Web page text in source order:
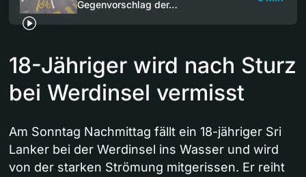
Gegenvorschlag der…
18-Jähriger wird nach Sturz
bei Werdinsel vermisst
Am Sonntag Nachmittag fällt ein 18-jähriger Sri
Lanker bei der Werdinsel ins Wasser und wird
von der starken Strömung mitgerissen. Er reiht